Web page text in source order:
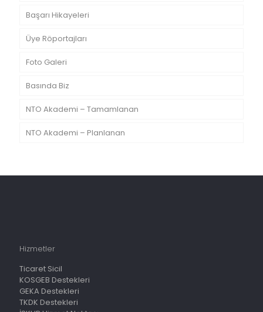
Başarı Hikayeleri
Üye Röportajları
Foto Galeri
Basında Biz
NTO Akademi – Tamamlanan
NTO Akademi – Planlanan
Hizmetler
Ticaret Sicil
KOSGEB Destekleri
GEKA Destekleri
TKDK Destekleri